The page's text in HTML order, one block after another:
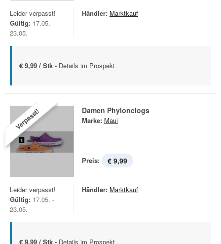
Leider verpasst!
Gültig: 17.05. -
23.05.
Händler: Marktkauf
€ 9,99 / Stk - Details im Prospekt
Verpasst! Damen Phylonclogs
Marke: Maui
Preis: € 9,99
Leider verpasst!
Gültig: 17.05. -
23.05.
Händler: Marktkauf
€ 9,99 / Stk - Details im Prospekt